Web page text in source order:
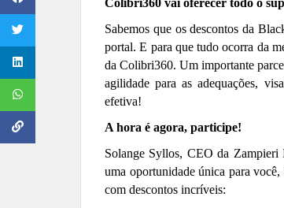
Sabemos que os descontos da
portal. E para que tudo ocorra da
da Colibri360. Um importante
agilidade para as adequações,
efetiva!
A hora é agora, participe!
Solange Syllos, CEO da
uma oportunidade única para
com descontos incríveis: